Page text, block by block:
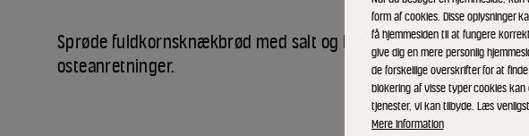
Sprøde fuldkornsknækbrød med salt og hørfrø - perfekte til
osteanretninger.
form af cookies. Disse oplysninger
få hjemmesiden til at fungere
give dig en mere personlig
de forskellige overskrifter for at
blokering af visse typer cookies
tjenester, vi kan tilbyde. Læs venligst
Mere information